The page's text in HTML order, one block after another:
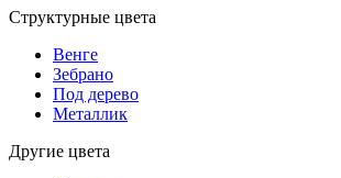
Структурные цвета
Венге
Зебрано
Под дерево
Металлик
Другие цвета